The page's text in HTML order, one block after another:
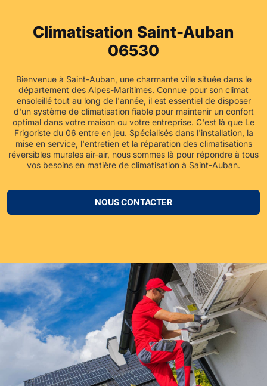
Climatisation Saint-Auban
06530
Bienvenue à Saint-Auban, une charmante ville située dans le
département des Alpes-Maritimes. Connue pour son climat
ensoleillé tout au long de l'année, il est essentiel de disposer
d'un système de climatisation fiable pour maintenir un confort
optimal dans votre maison ou votre entreprise. C'est là que Le
Frigoriste du 06 entre en jeu. Spécialisés dans l'installation, la
mise en service, l'entretien et la réparation des climatisations
réversibles murales air-air, nous sommes là pour répondre à tous
vos besoins en matière de climatisation à Saint-Auban.
NOUS CONTACTER